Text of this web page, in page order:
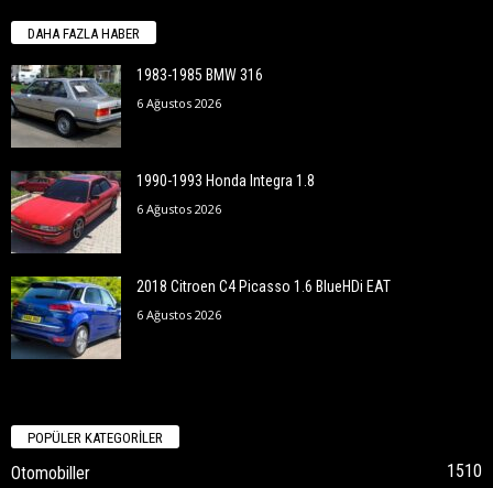
DAHA FAZLA HABER
1983-1985 BMW 316
6 Ağustos 2026
1990-1993 Honda Integra 1.8
6 Ağustos 2026
2018 Citroen C4 Picasso 1.6 BlueHDi EAT
6 Ağustos 2026
POPÜLER KATEGORİLER
Otomobiller
1510